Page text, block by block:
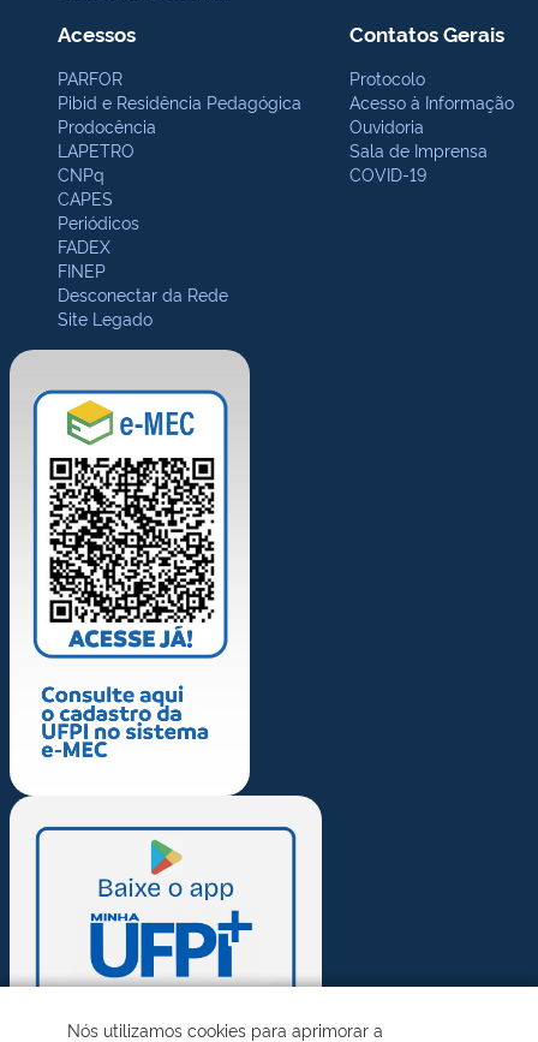
Acessos
PARFOR
Pibid e Residência Pedagógica
Prodocência
LAPETRO
CNPq
CAPES
Periódicos
FADEX
FINEP
Desconectar da Rede
Site Legado
Contatos Gerais
Protocolo
Acesso à Informação
Ouvidoria
Sala de Imprensa
COVID-19
Nós utilizamos cookies para aprimorar a